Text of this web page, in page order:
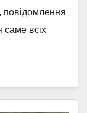
повідомлення
саме всіх